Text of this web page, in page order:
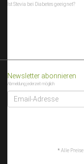
Ist Stevia bei Diabetes geeignet?
Newsletter abonnieren
Abmeldung jederzeit möglich
EMAIL-
ADRESSE
*Alle